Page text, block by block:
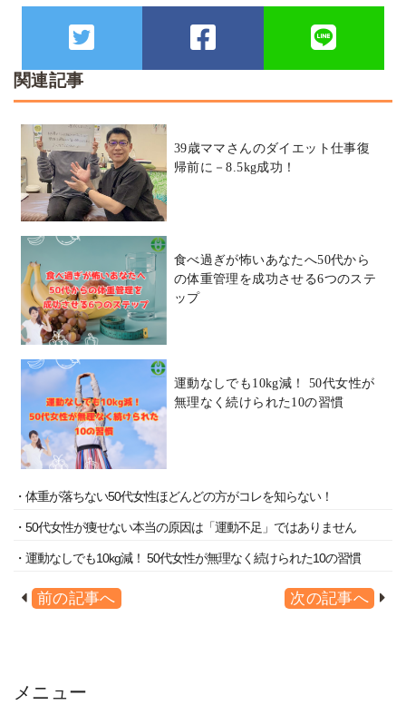
関連記事
39歳ママさんのダイエット仕事復
帰前に－8.5kg成功！
食べ過ぎが怖いあなたへ50代から
の体重管理を成功させる6つのステ
ップ
運動なしでも10kg減！ 50代女性が
無理なく続けられた10の習慣
・体重が落ちない50代女性ほどんどの方がコレを知らない！
・50代女性が痩せない本当の原因は「運動不足」ではありません
・運動なしでも10kg減！ 50代女性が無理なく続けられた10の習慣
前の記事へ 次の記事へ
メニュー